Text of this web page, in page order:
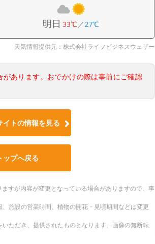
明日 33℃／27℃
天気情報提供元：株式会社ライフビジネスウェザー
あります。おでかけの際は事前にご確認
トの情報を見る
ップへ戻る
すが内容が変更となっている場合がありますので、事
施設の営業時間、植物の開花・見頃期間などは変更
ただき、提供されたものとなります。画像の無断転